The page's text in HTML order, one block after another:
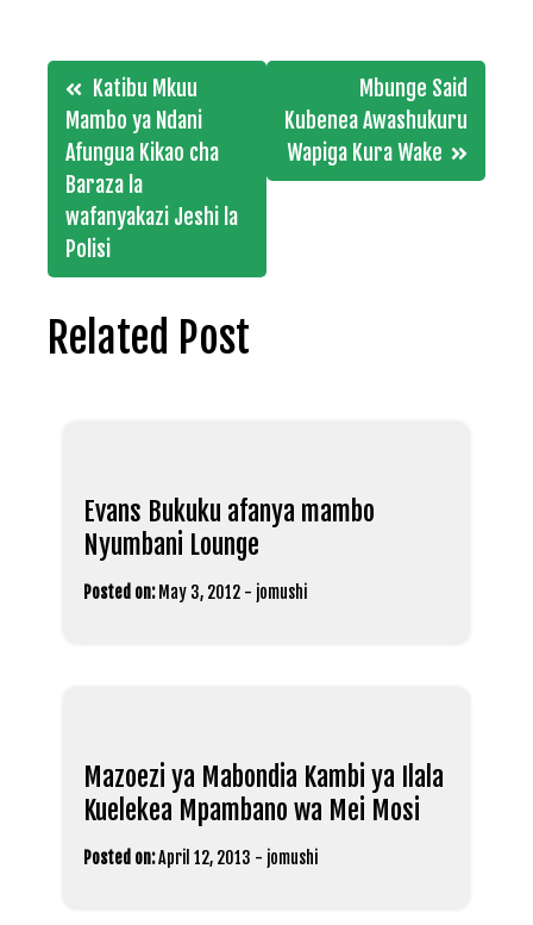
Post
navigation
Katibu Mkuu
Mambo ya Ndani
Afungua Kikao cha
Baraza la
wafanyakazi Jeshi la
Polisi
Mbunge Said
Kubenea Awashukuru
Wapiga Kura Wake
Related Post
Evans Bukuku afanya mambo
Nyumbani Lounge
Posted on: May 3, 2012 - jomushi
Mazoezi ya Mabondia Kambi ya Ilala
Kuelekea Mpambano wa Mei Mosi
Posted on:April 12, 2013 - jomushi